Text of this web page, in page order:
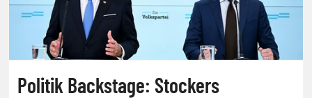
Politik Backstage: Stockers